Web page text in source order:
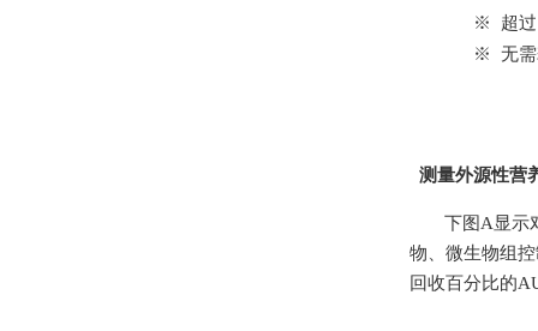
※ 超过
※
无
测量外源性营
下图A显示
物、微生物组
回收百分比的